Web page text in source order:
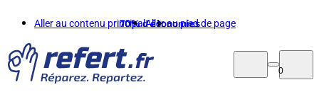
Aller au contenu principalAller au pied de page
70%d'économies
0